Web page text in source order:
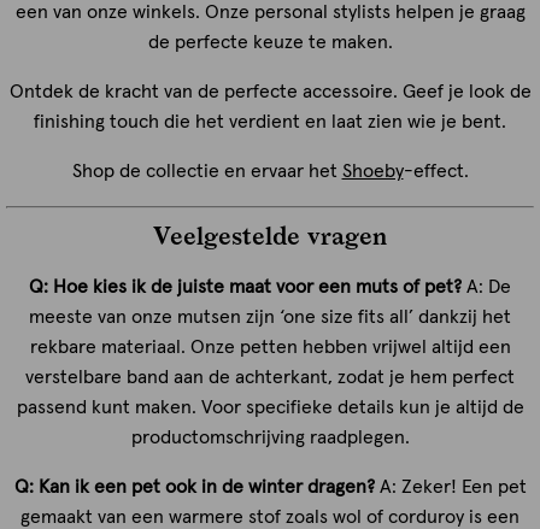
een van onze winkels. Onze personal stylists helpen je graag
de perfecte keuze te maken.
Ontdek de kracht van de perfecte accessoire. Geef je look de
finishing touch die het verdient en laat zien wie je bent.
Shop de collectie en ervaar het Shoeby-effect.
Veelgestelde vragen
Q: Hoe kies ik de juiste maat voor een muts of pet? A: De
meeste van onze mutsen zijn ‘one size fits all’ dankzij het
rekbare materiaal. Onze petten hebben vrijwel altijd een
verstelbare band aan de achterkant, zodat je hem perfect
passend kunt maken. Voor specifieke details kun je altijd de
productomschrijving raadplegen.
Q: Kan ik een pet ook in de winter dragen?A: Zeker! Een pet
gemaakt van een warmere stof zoals wol of corduroy is een